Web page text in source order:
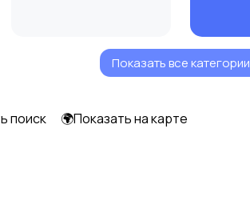
Показать все категории
поиск 🌍Показать на карте